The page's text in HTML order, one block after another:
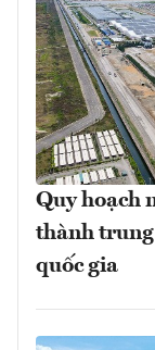
Quy hoạch
thành trung
quốc gia